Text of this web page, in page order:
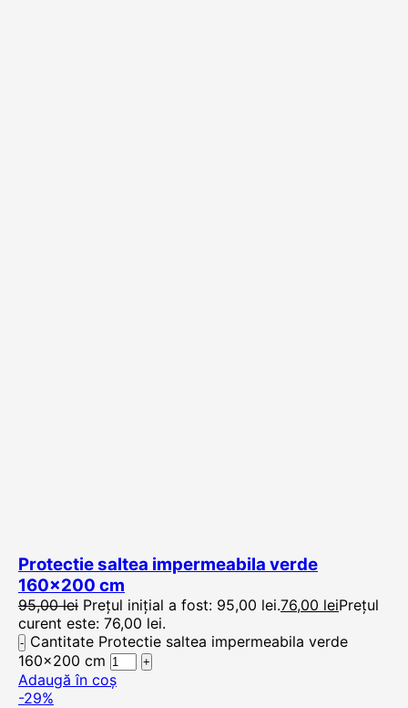
Protectie saltea impermeabila verde
160×200 cm
95,00lei Prețul inițial a fost: 95,00 lei.76,00 leiPrețul
curent este: 76,00 lei.
Cantitate Protectie saltea impermeabila verde
160x200 cm
Adaugă în coș
-29%